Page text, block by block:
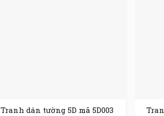
Tranh dán tường 5D mã 5D003